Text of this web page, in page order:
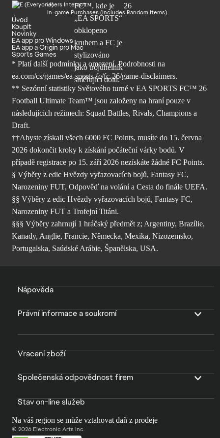
Users Interact
In-game Purchases (Includes Random Items)
Úvod
Koupit
Novinky
EA app pro Windows
EA app a Origin pro Mac
Sports Games
* Platí další podmínky a omezení. Podrobnosti na
ea.com/cs/games/ea-sports-fc/fc-26/game-disclaimers.
** Sezónní statistiky Světového turné v EA SPORTS FC™ 26
Football Ultimate Team™ jsou založeny na hraní pouze v
následujících režimech: Squad Battles, Rivals, Champions a
Draft.
††Abyste získali všech 6000 FC Points, musíte do 15. června
2026 dokončit kroky k získání počáteční várky bodů. V
případě registrace po 15. září 2026 nezískáte žádné FC Points.
§ Výběry z edic Hvězdy vyřazovacích bojů, Fantasy FC,
Narozeniny FUT, Odpověď na volání a Cesta do finále UEFA.
§§ Výběry z edic Hvězdy vyřazovacích bojů, Fantasy FC,
Narozeniny FUT a Trofejní Titáni.
§§§ Výběry zahrnují 1 hráčský předmět z; Argentiny, Brazílie,
Kanady, Anglie, Francie, Německa, Mexika, Nizozemsko,
Portugalska, Saúdské Arábie, Španělska, USA.
Nápověda
Právní informace a soukromí
Vracení zboží
Společenská odpovědnost firem
Stav on-line služeb
Na váš region se může vztahovat daň z prodeje
© 2026 Electronic Arts Inc.